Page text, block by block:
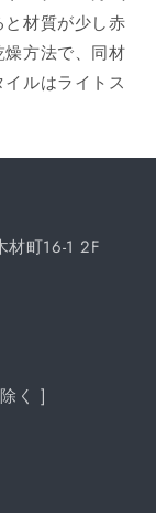
材質が少し赤
方法で、同材
ルはライトス
材町16-1 2F
く ]